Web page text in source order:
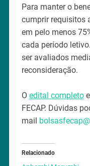
Para manter o
cumprir requisitos
em pelo menos
cada período
ser avaliados
reconsideração.
O edital completo
FECAP. Dúvidas
mail
Relacionado